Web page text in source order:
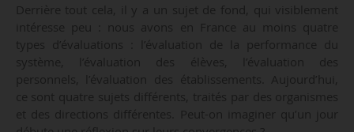
Derrière tout cela, il y a un sujet de fond, qui visiblement
intéresse peu : nous avons en France au moins quatre
types d’évaluations : l’évaluation de la performance du
système, l’évaluation des élèves, l’évaluation des
personnels, l’évaluation des établissements. Aujourd’hui,
ce sont quatre sujets différents, traités par des organismes
et des directions différentes. Peut-on imaginer qu’un jour